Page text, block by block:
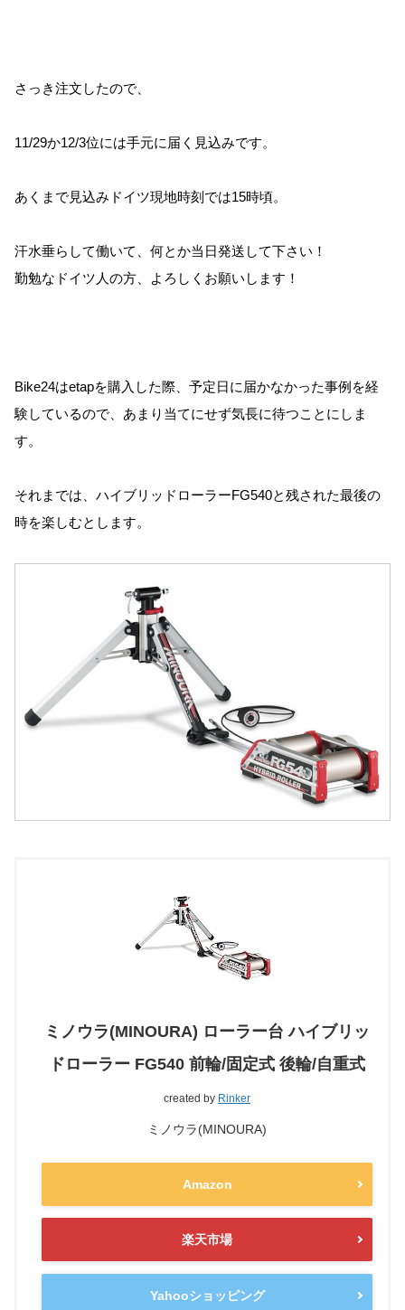
さっき注文したので、
11/29か12/3位には手元に届く見込みです。
あくまで見込みドイツ現地時刻では15時頃。
汗水垂らして働いて、何とか当日発送して下さい！
勤勉なドイツ人の方、よろしくお願いします！
Bike24はetapを購入した際、予定日に届かなかった事例を経
験しているので、あまり当てにせず気長に待つことにしま
す。
それまでは、ハイブリッドローラーFG540と残された最後の
時を楽しむとします。
ミノウラ(MINOURA) ローラー台 ハイブリッ
ドローラー FG540 前輪/固定式 後輪/自重式
created by Rinker
ミノウラ(MINOURA)
Amazon
楽天市場
Yahooショッピング